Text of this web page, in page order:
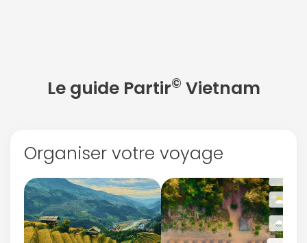
Le guide Partir© Vietnam
Organiser votre voyage
ou connectez-vous par mail